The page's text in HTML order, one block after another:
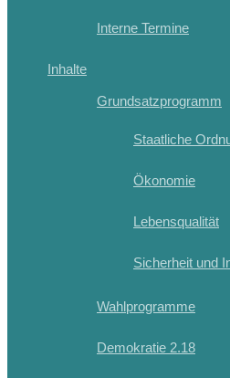
Interne Termine
Inhalte
Grundsatzprogramm
Staatliche
Ökonomie
Lebensqualität
Sicherheit und
Wahlprogramme
Demokratie 2.18